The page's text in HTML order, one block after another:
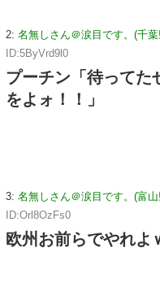
2: 名無しさん＠涙目です。(千
ID:5ByVrd9l0
プーチン「待ってた
をよォ！！」
3: 名無しさん＠涙目です。(富
ID:Orl8OzFs0
欧州お前らでやれよ